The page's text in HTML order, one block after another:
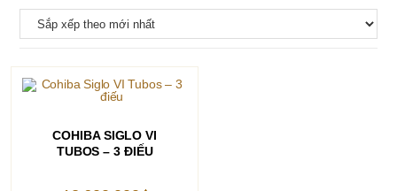
COHIBA SIGLO VI
TUBOS – 3 ĐIẾU